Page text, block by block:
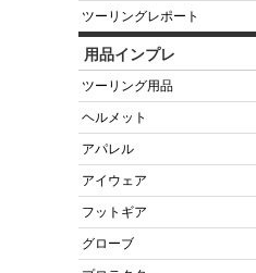
ツーリングレポート
用品インプレ
ツーリング用品
ヘルメット
アパレル
アイウェア
フットギア
グローブ